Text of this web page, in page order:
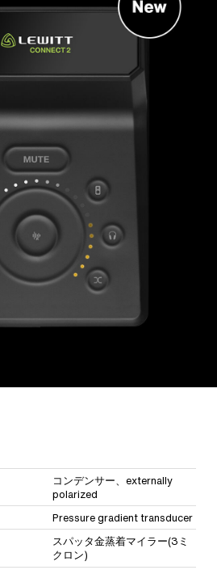
コンデンサー、externally
polarized
Pressure gradient transducer
スパッタ金蒸着マイラー(3ミ
クロン)